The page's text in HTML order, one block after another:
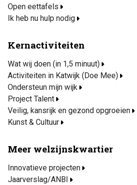
Open eettafels
Ik heb nu hulp nodig
Kernactiviteiten
Wat wij doen (in 1,5 minuut)
Activiteiten in Katwijk (Doe Mee)
Ondersteun mijn wijk
Project Talent
Veilig, kansrijk en gezond opgroeien
Kunst & Cultuur
Meer welzijnskwartier
Innovatieve projecten
Jaarverslag/ANBI